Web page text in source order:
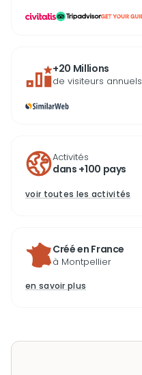
+20 Millions
de visiteurs annuels
Activités
dans +100 pays
voir toutes les activités
Créé en France
à Montpellier
en savoir plus